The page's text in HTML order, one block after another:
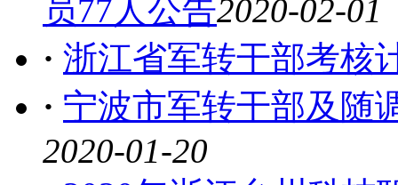
员77人公告2020-02-01
· 浙江省军转干部考核
· 宁波市军转干部及随
2020-01-20